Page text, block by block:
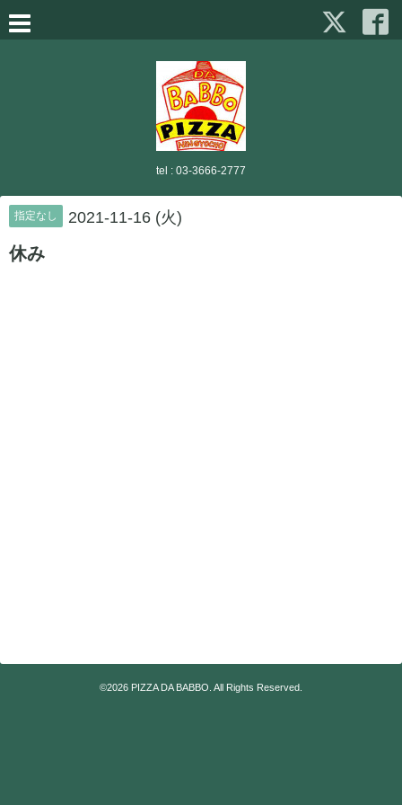
tel : 03-3666-2777
指定なし 2021-11-16 (火)
休み
©2026 PIZZA DA BABBO . All Rights Reserved.